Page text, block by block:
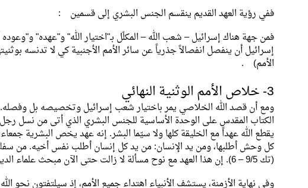
ففي رؤية العهد القديم ينقسم الجنس البشري إلى قسمين :
فمن جهة هناك إسرائيل – شعب الله – المكلّل بـ"اختيار الله" و"عهده"
الأمم) .
3- خلاص الأمم الوثنية النهائي
ومع أن قصد الله الخلاصي يمر باختيار شعب إسرائيل وتخصيصه بل وفصله.
يقطع الله عهداً مع الخليقة كلها ولا سيّما البشر. إنه عهد يخص البشرية
كل وحش أطلبها، ومن يد الإنسان: من يد كل إنسان أطلب نفس أخيه. من
(تك 9/5 – 6). إن هذا العهد مع نوح مسألة لا زالت حتى الآن مبحث علماء الدين اليهودي عندما يتعلق الأمر بالموقف الديني للأمم (الجوييم).